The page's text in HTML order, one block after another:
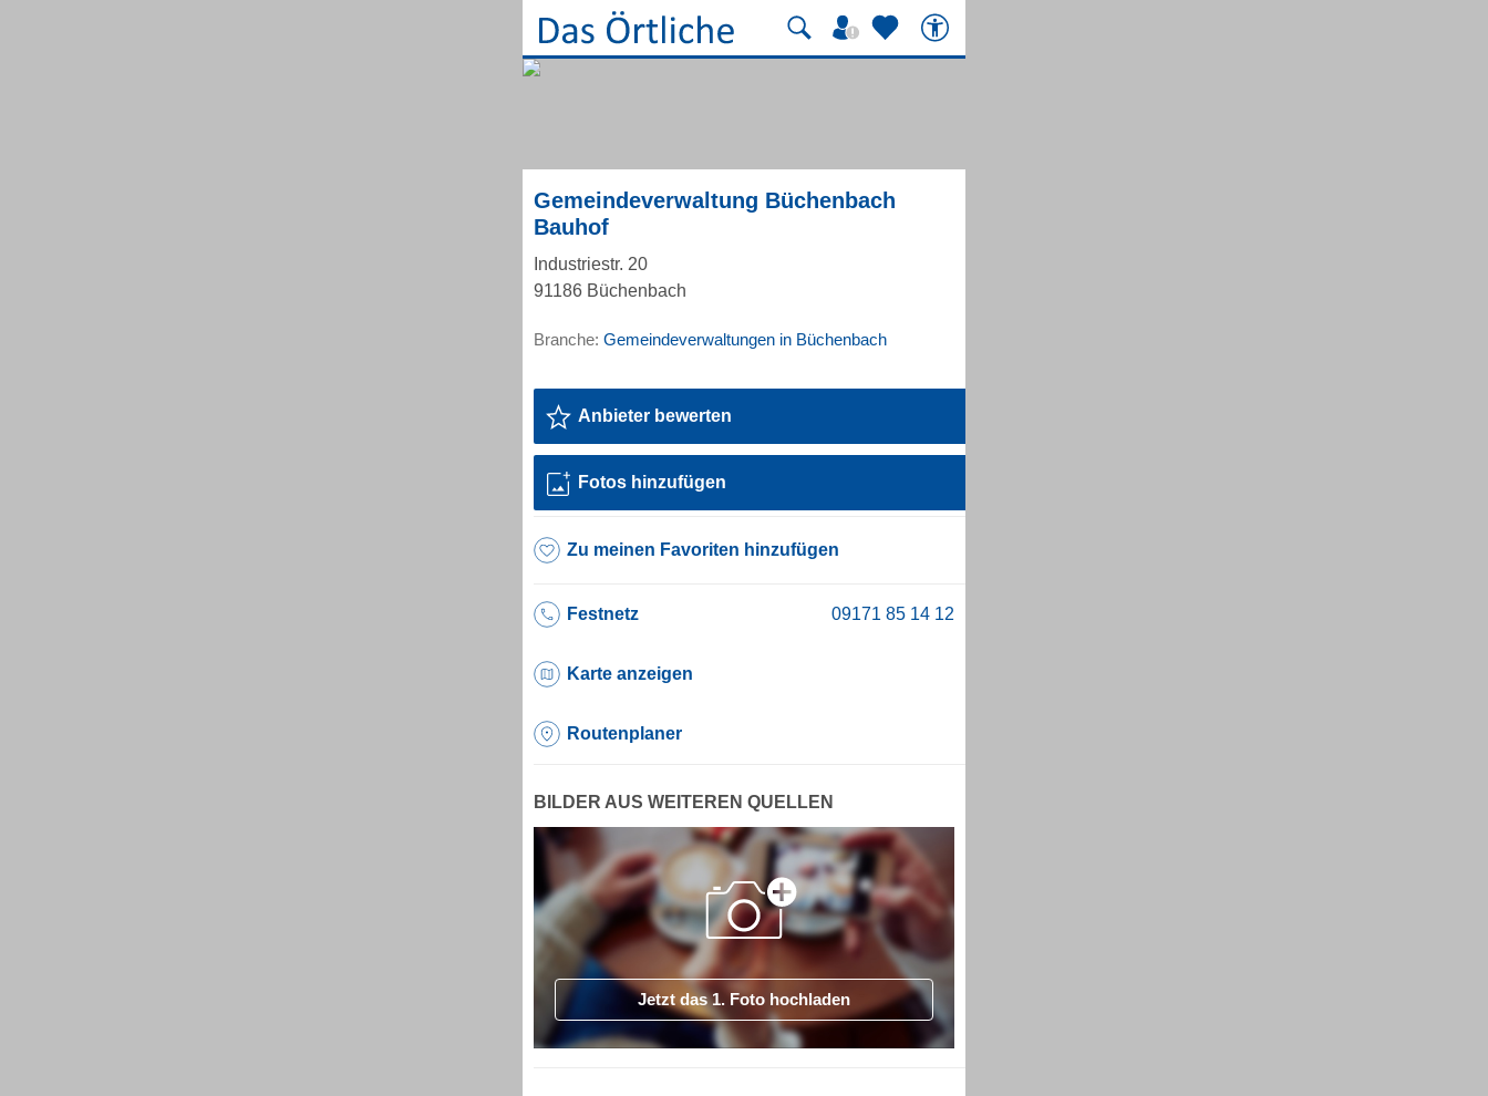
Gemeindeverwaltung Büchenbach
Bauhof
Industriestr. 20
91186 Büchenbach
Branche: Gemeindeverwaltungen in Büchenbach
Anbieter bewerten
Fotos hinzufügen
Zu meinen Favoriten hinzufügen
Festnetz
Karte anzeigen
Routenplaner
BILDER AUS WEITEREN QUELLEN
Jetzt das 1. Foto hochladen